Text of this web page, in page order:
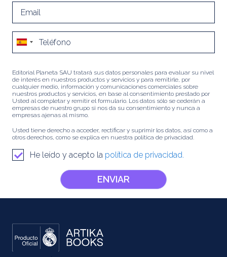
Editorial Planeta SAU tratará sus datos personales para evaluar su nivel
de interés en nuestros productos y servicios y para remitirle, por
cualquier medio, información y comunicaciones comerciales sobre
nuestros productos y servicios, en base al consentimiento prestado por
Usted al completar y remitir el formulario. Los datos sólo se cederán a
empresas de nuestro grupo si nos da su consentimiento y nunca a
empresas ajenas al mismo.
Usted tiene derecho a acceder, rectificar y suprimir los datos, así como a
otros derechos, como se explica en nuestra política de privacidad.
He leído y acepto la política de privacidad.
ENVIAR